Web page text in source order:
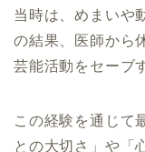
当時は、めまいや
の結果、医師から
芸能活動をセーブ
この経験を通じて
との大切さ」や「